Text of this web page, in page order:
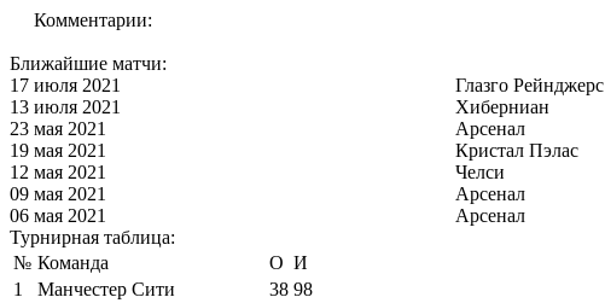
Комментарии:
Ближайшие матчи:
17 июля 2021
Глазго Рейнджерс
13 июля 2021
Хиберниан
23 мая 2021
Арсенал
19 мая 2021
Кристал Пэлас
12 мая 2021
Челси
09 мая 2021
Арсенал
06 мая 2021
Арсенал
Турнирная таблица:
№ Команда О И
1
Манчестер Сити 38 98